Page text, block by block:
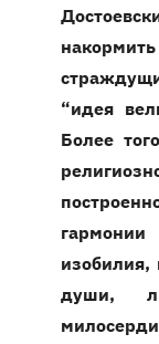
“идея
Более
души,